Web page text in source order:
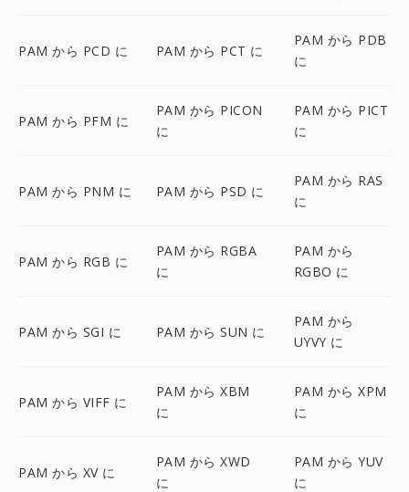
PAM から PCD に PAM から PCT に
PAM から PDB
に
PAM から PFM に
PAM から PICON
に
PAM から PICT
に
PAM から PNM に PAM から PSD に
PAM から RAS
に
PAM から RGB に
PAM から RGBA
に
PAM から
RGBO に
PAM から SGI に PAM から SUN に
PAM から
UYVY に
PAM から VIFF に
PAM から XBM
に
PAM から XPM
に
PAM から XV に
PAM から XWD
に
PAM から YUV
に